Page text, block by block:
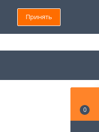
Войти
0
Принять